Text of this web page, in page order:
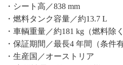
・シート高／838 mm
・燃料タンク容量／約13.7 L
・車輌重量／約181 kg（燃料除く
・保証期間／最長4 年間（条件有
・生産国／オーストリア